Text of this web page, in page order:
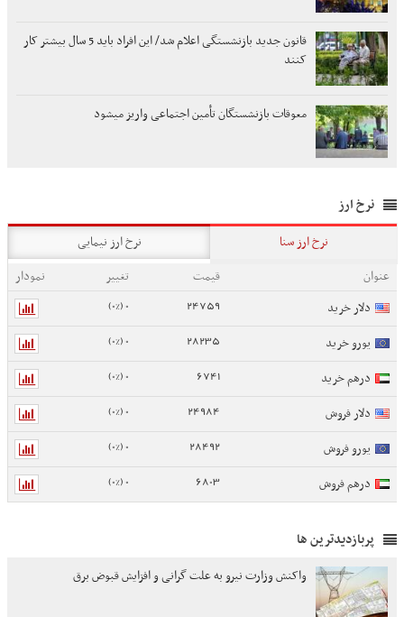
قانون جدید بازنشستگی اعلام شد/ این افراد باید 5 سال بیشتر کار
کنند
معوقات بازنشستگان تأمین اجتماعی واریز میشود
نرخ ارز
نرخ ارز سنا
نرخ ارز نیمایی
عنوان
قیمت تغییر
نمودار
دلار خرید
24759
0 (0%)
یورو خرید 28235
0 (0%)
درهم خرید 6741
0 (0%)
دلار فروش 24984
0 (0%)
یورو فروش 28492
0 (0%)
درهم فروش 6803
0 (0%)
پربازدیدترین ها
واکنش وزارت نیرو به علت گرانی و افزایش قبوض برق